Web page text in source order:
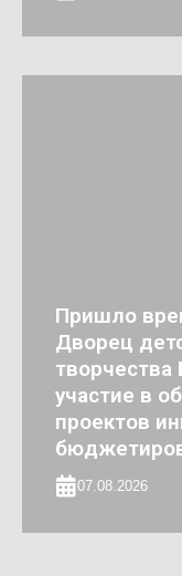
Пришло
Дворец
творчества
участие в
проектов
07.08.2026